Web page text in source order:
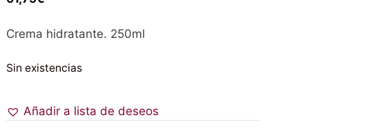
Crema hidratante. 250ml
Sin existencias
Añadir a lista de deseos